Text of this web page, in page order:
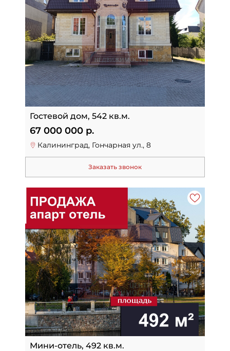
Гостевой дом, 542 кв.м.
67 000 000 р.
Калининград, Гончарная ул., 8
Заказать звонок
Мини-отель, 492 кв.м.